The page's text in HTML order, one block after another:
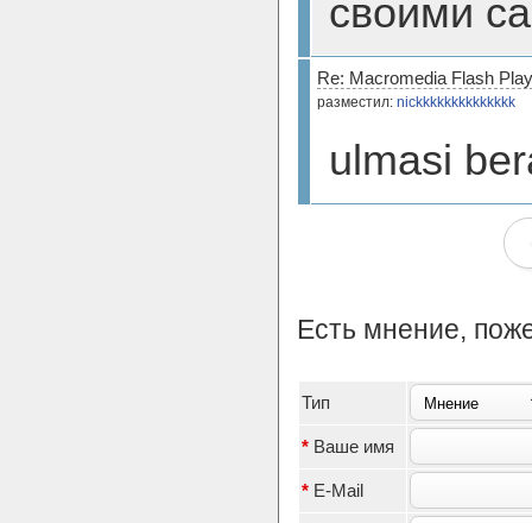
своими
Re: Macromedia Flash
разместил: nickkkkkkkkkkkkkk
ulmasi
Есть мнение,
Тип
* Ваше имя
* E-Mail